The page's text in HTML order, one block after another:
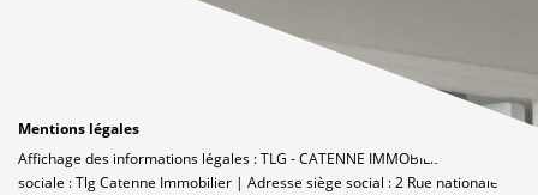
Mentions légales
Affichage des informations légales : TLG - CATENNE IMMOBILIER | Raison
sociale : Tlg Catenne Immobilier | Adresse siège social : 2 Rue nationale -